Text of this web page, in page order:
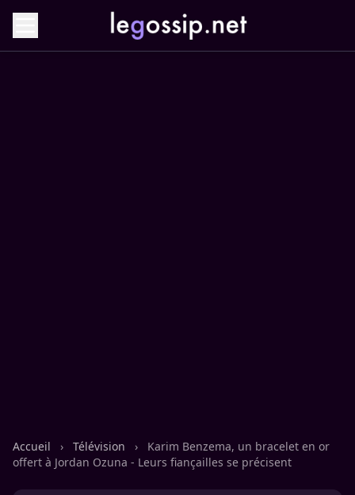
Accueil › Télévision ›
Karim Benzema, un bracelet en or
offert à Jordan Ozuna - Leurs fiançailles se précisent